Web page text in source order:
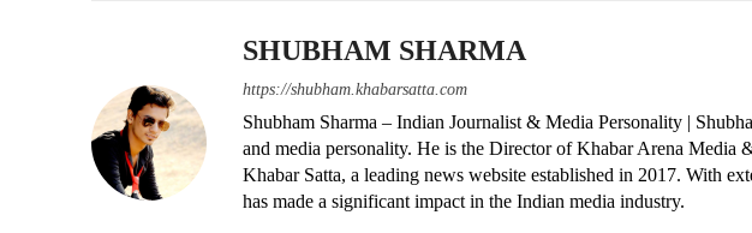
SHUBHAM SHARMA
https://shubham.khabarsatta.com
Shubham Sharma – Indian Journalist & Media Personality |
and media personality. He is the Director of Khabar Arena Media
Khabar Satta, a leading news website established in 2017. With
has made a significant impact in the Indian media industry.